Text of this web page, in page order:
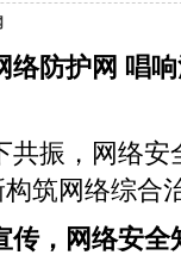
共振，网络
筑网络综合
传，网络安全